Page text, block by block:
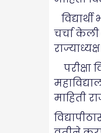
चर्चा केली
परीक्षा
माहिती